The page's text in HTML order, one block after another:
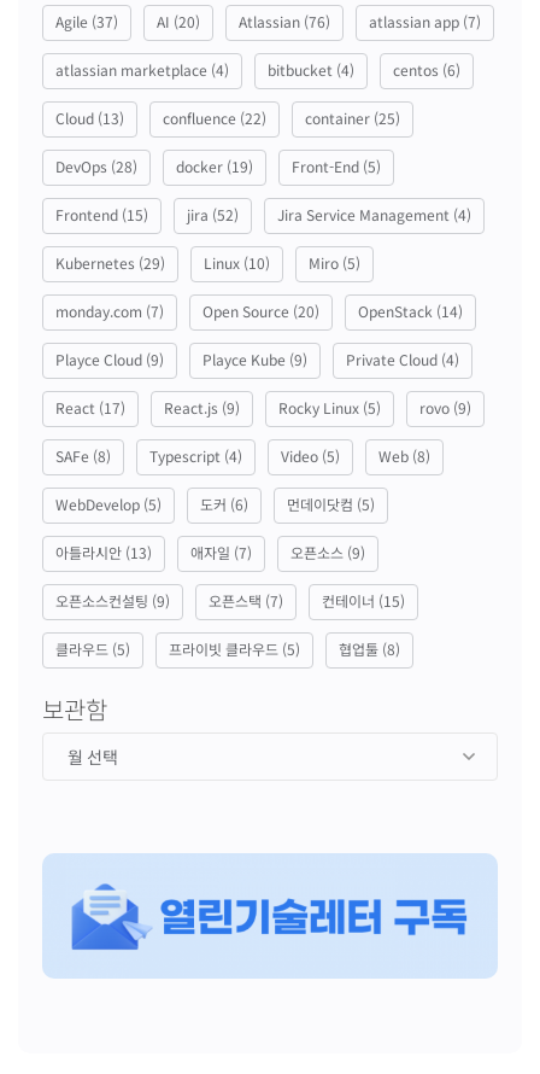
Agile (37) AI (20) Atlassian (76) atlassian app (7)
atlassian marketplace (4) bitbucket (4) centos (6)
Cloud (13) confluence (22) container (25)
DevOps (28) docker (19) Front-End (5)
Frontend (15) jira (52) Jira Service Management (4)
Kubernetes (29) Linux (10) Miro (5)
monday.com (7) Open Source (20) OpenStack (14)
Playce Cloud (9) Playce Kube (9) Private Cloud (4)
React (17) React.js (9) Rocky Linux (5) rovo (9)
SAFe (8) Typescript (4) Video (5) Web (8)
WebDevelop (5) 도커 (6) 먼데이닷컴 (5)
아틀라시안 (13) 애자일 (7) 오픈소스 (9)
오픈소스컨설팅 (9) 오픈스택 (7) 컨테이너 (15)
클라우드 (5) 프라이빗 클라우드 (5) 협업툴 (8)
보관함